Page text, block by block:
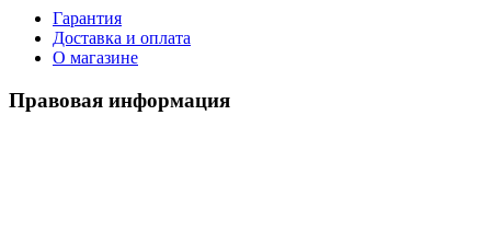
Гарантия
Доставка и оплата
О магазине
Правовая информация